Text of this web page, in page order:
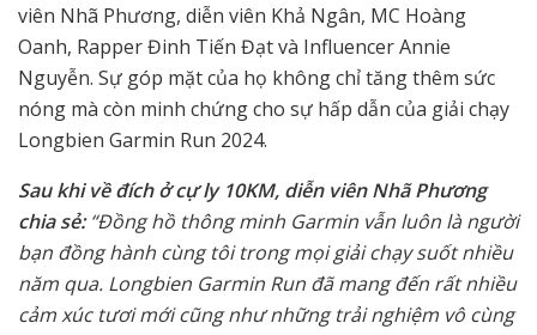
viên Nhã Phương, diễn viên Khả Ngân, MC Hoàng
Oanh, Rapper Đinh Tiến Đạt và Influencer Annie
Nguyễn. Sự góp mặt của họ không chỉ tăng thêm sức
nóng mà còn minh chứng cho sự hấp dẫn của giải chạy
Longbien Garmin Run 2024.
Sau khi về đích ở cự ly 10KM, diễn viên Nhã Phương
chia sẻ:“Đồng hồ thông minh Garmin vẫn luôn là người
bạn đồng hành cùng tôi trong mọi giải chạy suốt nhiều
năm qua. Longbien Garmin Run đã mang đến rất nhiều
cảm xúc tươi mới cũng như những trải nghiệm vô cùng